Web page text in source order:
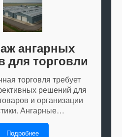
ангарных
для торговли
торговля требует
решений для
и организации
Ангарные…
Подробнее